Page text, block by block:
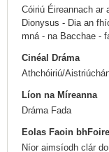
Cóiriú Éireannach ar
Dionysus - Dia an
mná - na Bacchae -
Cinéal Dráma
Athchóiriú/
Líon na Míreanna
Dráma Fada
Eolas Faoin
Níor aimsíodh clár